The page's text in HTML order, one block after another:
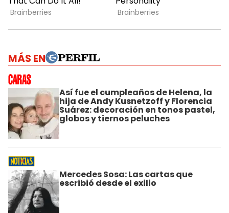
MÁS EN
Así fue el cumpleaños de Helena, la
hija de Andy Kusnetzoff y Florencia
Suárez: decoración en tonos pastel,
globos y tiernos peluches
Mercedes Sosa: Las cartas que
escribió desde el exilio